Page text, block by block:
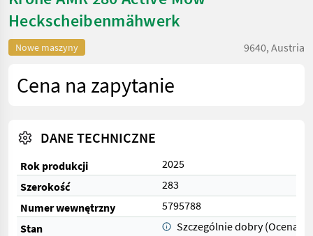
Heckscheibenmähwerk
Nowe maszyny 9640, Austria
Cena na zapytanie
DANE TECHNICZNE
Rok produkcji
2025
Szerokość
283
Numer wewnętrzny
5795788
Stan
Szczególnie dobry (Ocena 1)